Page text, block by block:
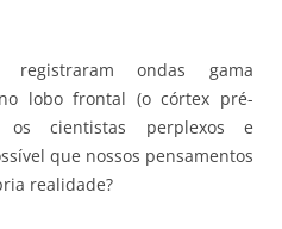
registraram ondas gama
lobo frontal (o córtex pré-
cientistas perplexos e
que nossos pensamentos
realidade?